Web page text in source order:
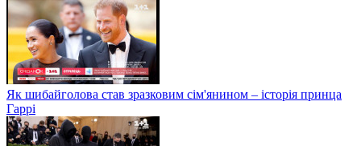
Як шибайголова став зразковим сім'янином – історія принца
Гаррі